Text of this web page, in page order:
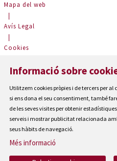
Mapa del web
|
Avís Legal
|
Cookies
Contactar
Accessibilitat
Informació sobre
Utilitzem cookies pròpies i de tercers per
si ens dona el seu consentiment, també
de les seves visites per obtenir
serveis i mostrar publicitat relacionada
seus hàbits de navegació.
Més informació